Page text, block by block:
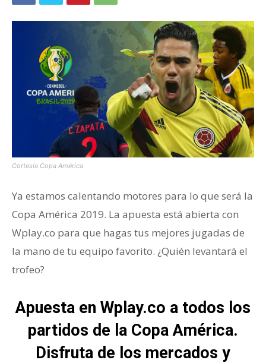
Cortesía Copa América
Ya estamos calentando motores para lo que será la
Copa América 2019. La apuesta está abierta con
Wplay.co para que hagas tus mejores jugadas de
la mano de tu equipo favorito. ¿Quién levantará el
trofeo?
Apuesta en Wplay.co a todos los
partidos de la Copa América.
Disfruta de los mercados y